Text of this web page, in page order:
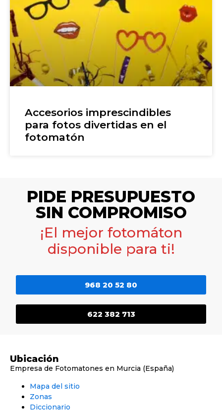
Accesorios imprescindibles
para fotos divertidas en el
fotomatón
PIDE PRESUPUESTO
SIN COMPROMISO
¡El mejor fotomáton
disponible para ti!
622 382 713
968 20 52 80
Ubicación
Empresa de Fotomatones en Murcia (España)
Mapa del sitio
Zonas
Diccionario